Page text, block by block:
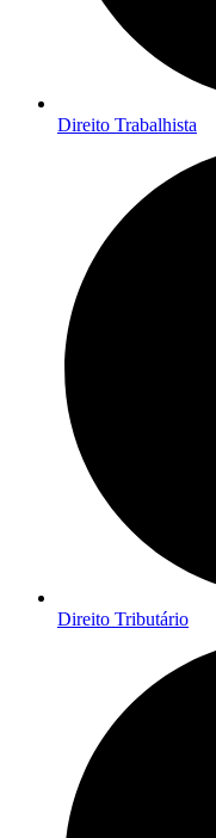
Direito Trabalhista
Direito Tributário